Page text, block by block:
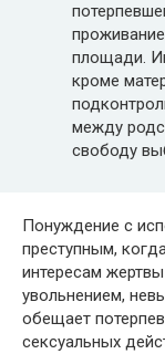
площади.
кроме
между
свободу
Понуждение с
преступным,
интересам
увольнением,
обещает
сексуальных